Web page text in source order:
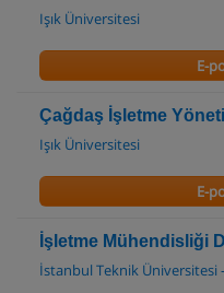
Işık Üniversitesi
E-
Çağdaş İşletme
Işık Üniversitesi
E-
İşletme Mühendisliği
İstanbul Teknik Üniversitesi